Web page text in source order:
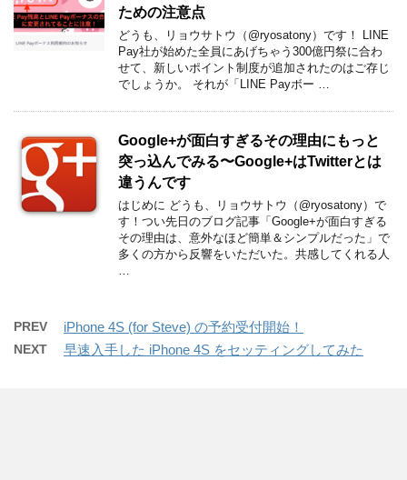
ための注意点
どうも、リョウサトウ（@ryosatony）です！ LINE
Pay社が始めた全員にあげちゃう300億円祭に合わ
せて、新しいポイント制度が追加されたのはご存じ
でしょうか。 それが「LINE Payボー …
Google+が面白すぎるその理由にもっと
突っ込んでみる〜Google+はTwitterとは
違うんです
はじめに どうも、リョウサトウ（@ryosatony）で
す！つい先日のブログ記事「Google+が面白すぎる
その理由は、意外なほど簡単＆シンプルだった」で
多くの方から反響をいただいた。共感してくれる人
PREV iPhone 4S (for Steve) の予約受付開始！
NEXT 早速入手した iPhone 4S をセッティングしてみた